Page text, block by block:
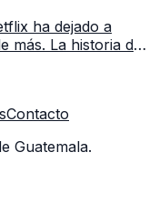
ha dejado a
más. La historia de
Contacto
Guatemala.